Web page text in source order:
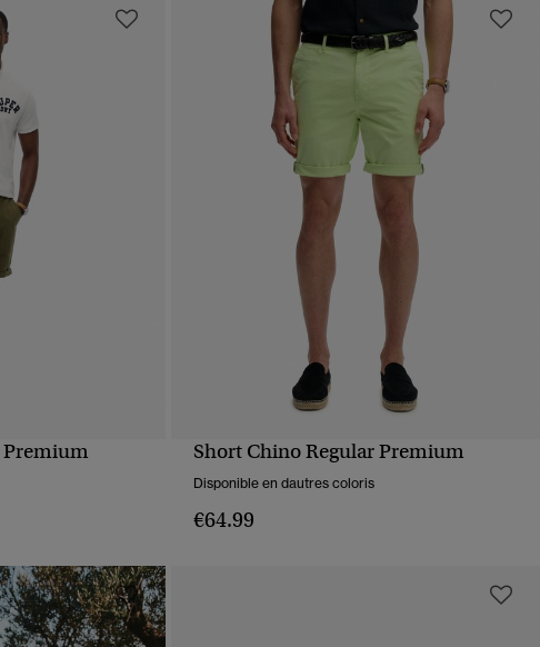
Premium
APERÇU RAPIDE
Short Chino Regular Premium
Disponible en dautres coloris
€64.99